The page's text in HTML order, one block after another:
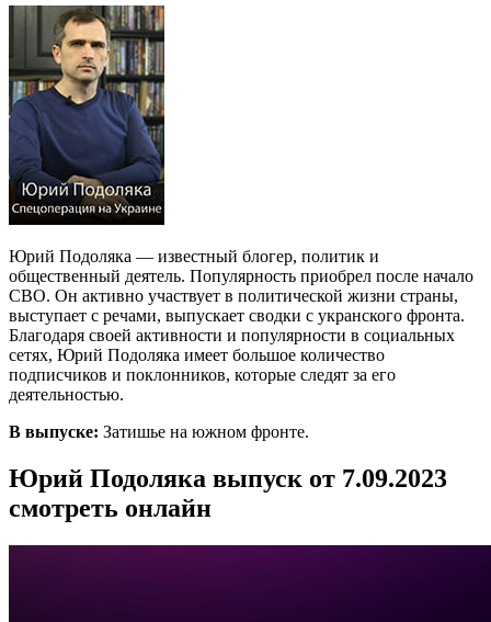
Юрий Подоляка — известный блогер, политик и
общественный деятель. Популярность приобрел после начало
СВО. Он активно участвует в политической жизни страны,
выступает с речами, выпускает сводки с укранского фронта.
Благодаря своей активности и популярности в социальных
сетях, Юрий Подоляка имеет большое количество
подписчиков и поклонников, которые следят за его
деятельностью.
В выпуске: Затишье на южном фронте.
Юрий Подоляка выпуск от 7.09.2023
смотреть онлайн